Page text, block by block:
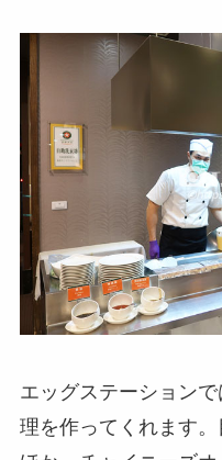
エッグステーション
理を作ってくれます